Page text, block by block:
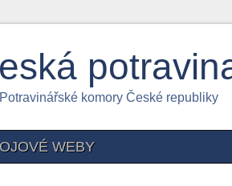
komory České republiky
WEBY